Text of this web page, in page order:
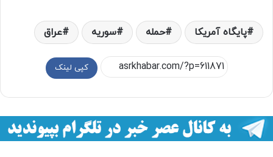
پایگاه آمریکا حمله سوریه عراق
کپی لینک